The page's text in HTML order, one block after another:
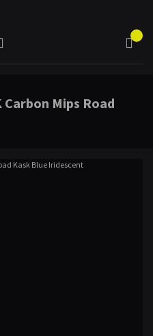
Mips Road